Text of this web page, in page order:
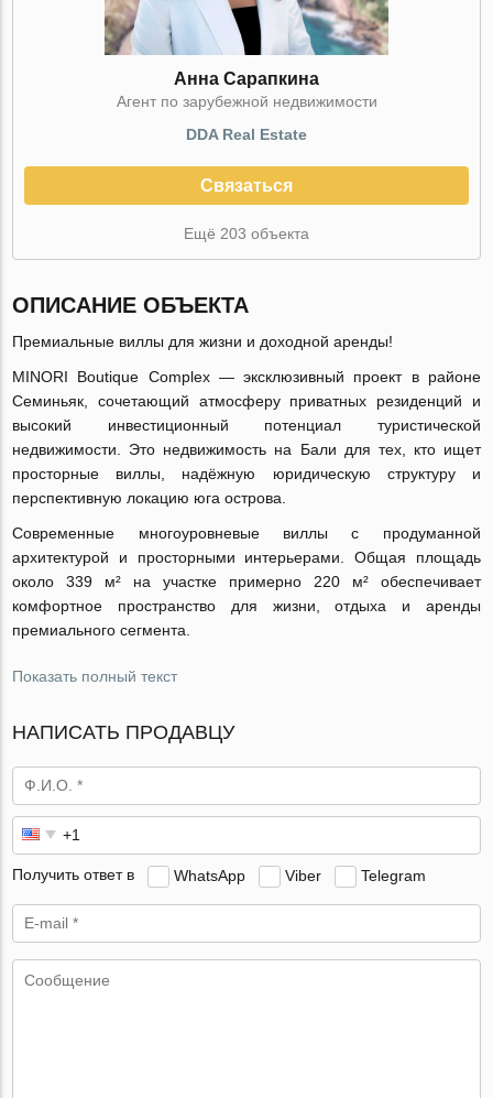
Анна Сарапкина
Агент по зарубежной недвижимости
DDA Real Estate
Связаться
Ещё 203 объекта
ОПИСАНИЕ ОБЪЕКТА
Премиальные виллы для жизни и доходной аренды!
MINORI Boutique Complex — эксклюзивный проект в районе
Семиньяк, сочетающий атмосферу приватных резиденций и
высокий инвестиционный потенциал туристической
недвижимости. Это недвижимость на Бали для тех, кто ищет
просторные виллы, надёжную юридическую структуру и
перспективную локацию юга острова.
Современные многоуровневые виллы с продуманной
архитектурой и просторными интерьерами. Общая площадь
около 339 м² на участке примерно 220 м² обеспечивает
комфортное пространство для жизни, отдыха и аренды
премиального сегмента.
Показать полный текст
НАПИСАТЬ ПРОДАВЦУ
Получить ответ в WhatsApp Viber Telegram